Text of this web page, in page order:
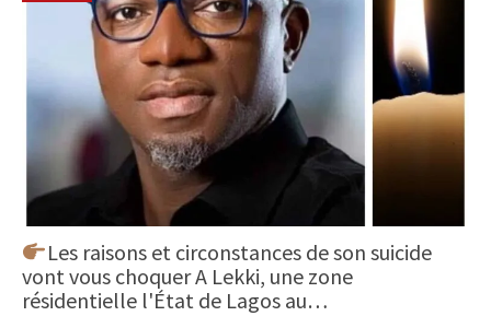
Les raisons et circonstances de son suicide
vont vous choquer A Lekki, une zone
résidentielle l'État de Lagos au…